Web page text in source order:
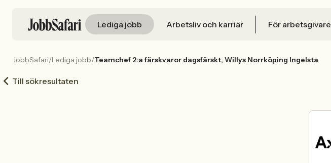
Lediga jobb Arbetsliv och karriär För arbetsgivare
JobbSafari/Lediga jobb/Teamchef 2:a färskvaror dagsfärskt, Willys Norrköping Ingelsta
Till sökresultaten